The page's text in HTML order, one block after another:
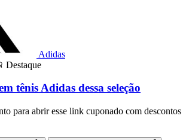
Adidas
Destaque
tênis Adidas dessa seleção
para abrir esse link cuponado com descontos